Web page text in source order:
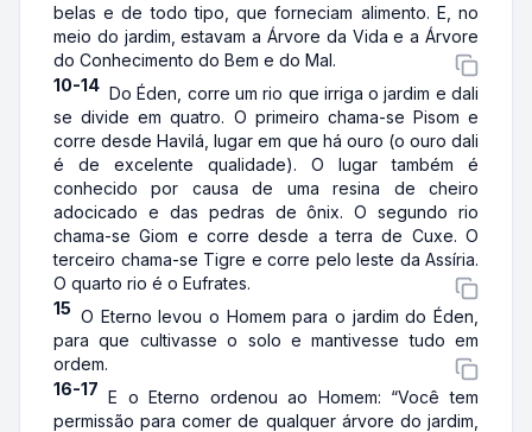
belas e de todo tipo, que forneciam alimento. E, no
meio do jardim, estavam a Árvore da Vida e a Árvore
do Conhecimento do Bem e do Mal.
10-14 Do Éden, corre um rio que irriga o jardim e dali
se divide em quatro. O primeiro chama-se Pisom e
corre desde Havilá, lugar em que há ouro (o ouro dali
é de excelente qualidade). O lugar também é
conhecido por causa de uma resina de cheiro
adocicado e das pedras de ônix. O segundo rio
chama-se Giom e corre desde a terra de Cuxe. O
terceiro chama-se Tigre e corre pelo leste da Assíria.
O quarto rio é o Eufrates.
15 O Eterno levou o Homem para o jardim do Éden,
para que cultivasse o solo e mantivesse tudo em
ordem.
16-17 E o Eterno ordenou ao Homem: “Você tem
permissão para comer de qualquer árvore do jardim,